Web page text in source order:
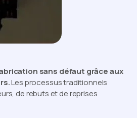
sans défaut grâce aux
Les processus traditionnels
de rebuts et de reprises